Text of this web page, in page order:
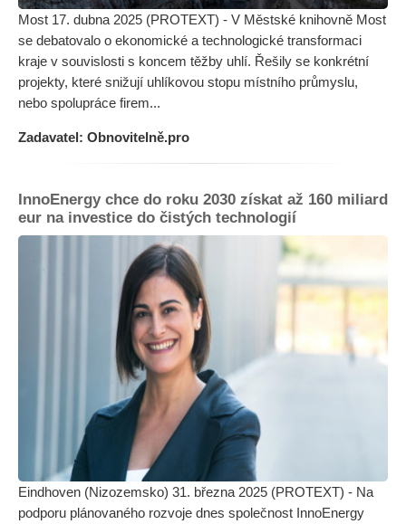
Most 17. dubna 2025 (PROTEXT) - V Městské knihovně Most
se debatovalo o ekonomické a technologické transformaci
kraje v souvislosti s koncem těžby uhlí. Řešily se konkrétní
projekty, které snižují uhlíkovou stopu místního průmyslu,
nebo spolupráce firem...
Zadavatel: Obnovitelně.pro
InnoEnergy chce do roku 2030 získat až 160 miliard
eur na investice do čistých technologií
Eindhoven (Nizozemsko) 31. března 2025 (PROTEXT) - Na
podporu plánovaného rozvoje dnes společnost InnoEnergy